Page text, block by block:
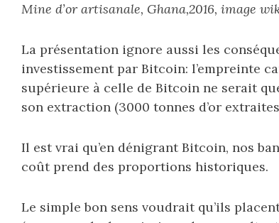
Mine d’or artisanale, Ghana,2016, image
La présentation ignore aussi les
investissement par Bitcoin: l’empreinte
supérieure à celle de Bitcoin ne serait
son extraction (3000 tonnes d’or
Il est vrai qu’en dénigrant Bitcoin, nos
coût prend des proportions historiques.
Le simple bon sens voudrait qu’ils